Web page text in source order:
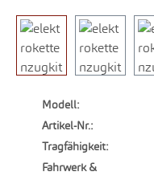
Modell:
Artikel-Nr.:
Tragfähigkeit:
Fahrwerk &